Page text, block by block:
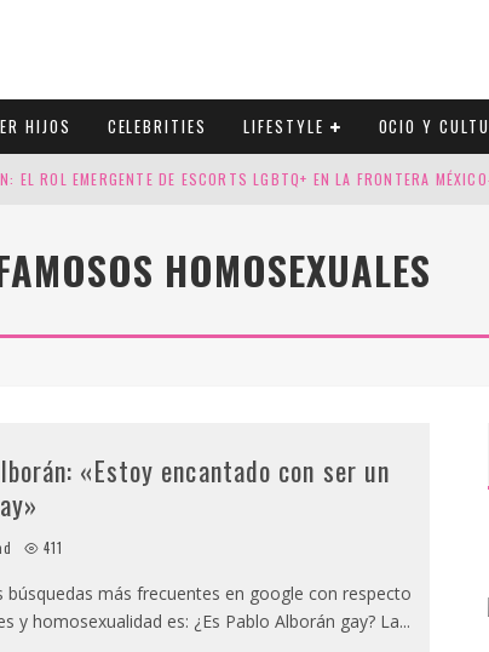
HIJOS CELEBRITIES LIFESTYLE OCIO Y
EL ROL EMERGENTE DE ESCORTS LGBTQ+ EN LA FRONTERA
SELLOS QUE HONRAN LA HISTORIA LGTB
HOMOSEXUALES
«Estoy encantado con ser un
411
búsquedas más frecuentes en google con respecto
y homosexualidad es: ¿Es Pablo Alborán gay? La...